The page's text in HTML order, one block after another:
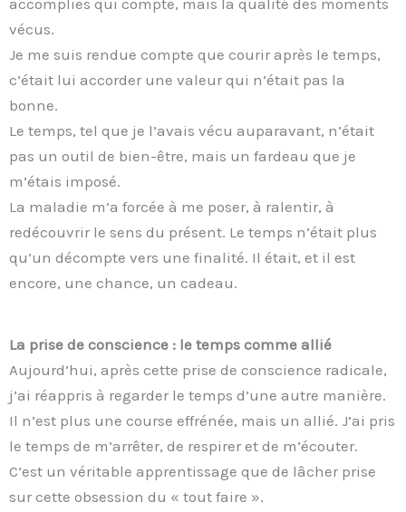
accomplies qui compte, mais la qualité des moments
vécus.
Je me suis rendue compte que courir après le temps,
c’était lui accorder une valeur qui n’était pas la
bonne.
Le temps, tel que je l’avais vécu auparavant, n’était
pas un outil de bien-être, mais un fardeau que je
m’étais imposé.
La maladie m’a forcée à me poser, à ralentir, à
redécouvrir le sens du présent. Le temps n’était plus
qu’un décompte vers une finalité. Il était, et il est
encore, une chance, un cadeau.
La prise de conscience : le temps comme allié
Aujourd’hui, après cette prise de conscience radicale,
j’ai réappris à regarder le temps d’une autre manière.
Il n’est plus une course effrénée, mais un allié. J’ai pris
le temps de m’arrêter, de respirer et de m’écouter.
C’est un véritable apprentissage que de lâcher prise
sur cette obsession du « tout faire ».